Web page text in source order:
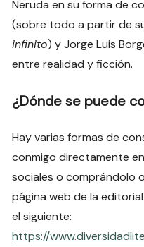
Neruda en su forma de
(sobre todo a partir de
infinito) y Jorge Luis
entre realidad y ficción.
¿Dónde se puede
Hay varias formas de
conmigo directamente
sociales o comprándolo
página web de la
el siguiente:
https://